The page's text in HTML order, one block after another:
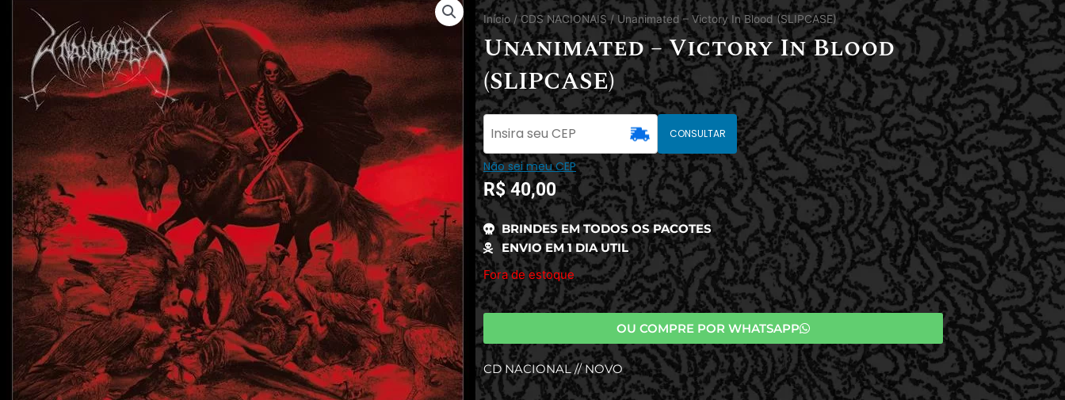
Início /CDS NACIONAIS/ Unanimated – Victory In Blood (SLIPCASE)
Unanimated – Victory In Blood
(SLIPCASE)
CONSULTAR
Não sei meu CEP
R$40,00
BRINDES EM TODOS OS PACOTES
ENVIO EM 1 DIA UTIL
Fora de estoque
OU COMPRE POR WHATSAPP
CD NACIONAL // NOVO